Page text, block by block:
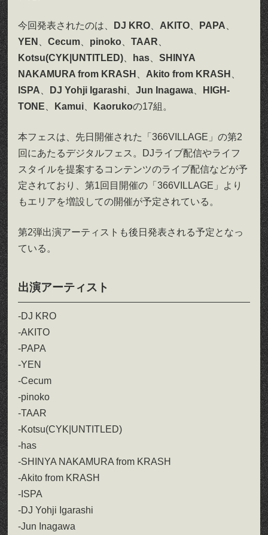
今回発表されたのは、 DJ KRO AKITO PAPA
YEN
、Cecum pinoko 、TAAR
Kotsu(CYK|UNTITLED)
has 、SHINYA
NAKAMURA from KRASH
Akito from KRASH
ISPA
DJ Yohji Igarashi 、Jun Inagawa
HIGH-
TONE
Kamui Kaorukoの17組。
本フェスは、先日開催された「366VILLAGE」の第2
回にあたるデジタルフェス。DJライブ配信やライフ
スタイルを提案するコンテンツのライブ配信などが予
定されており、第1回目開催の「366VILLAGE」より
もエリアを増設しての開催が予定されている。
第2弾出演アーティストも後日発表される予定となっ
ている。
出演アーティスト
-DJ KRO
-AKITO
-PAPA
-YEN
-Cecum
-pinoko
-TAAR
-Kotsu(CYK|UNTITLED)
-has
-SHINYA NAKAMURA from KRASH
-Akito from KRASH
-ISPA
-DJ Yohji Igarashi
-Jun Inagawa